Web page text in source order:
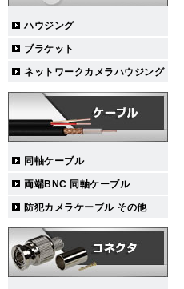
ハウジング
ブラケット
ネットワークカメラハウジング
同軸ケーブル
両端BNC 同軸ケーブル
防犯カメラケーブル その他